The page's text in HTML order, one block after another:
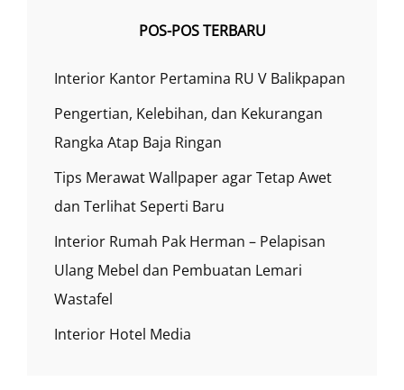
POS-POS TERBARU
Interior Kantor Pertamina RU V Balikpapan
Pengertian, Kelebihan, dan Kekurangan
Rangka Atap Baja Ringan
Tips Merawat Wallpaper agar Tetap Awet
dan Terlihat Seperti Baru
Interior Rumah Pak Herman – Pelapisan
Ulang Mebel dan Pembuatan Lemari
Wastafel
Interior Hotel Media